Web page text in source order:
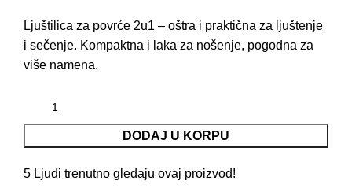
Ljuštilica za povrće 2u1 – oštra i praktična za ljuštenje
i sečenje. Kompaktna i laka za nošenje, pogodna za
više namena.
DODAJ U KORPU
5 Ljudi trenutno gledaju ovaj proizvod!